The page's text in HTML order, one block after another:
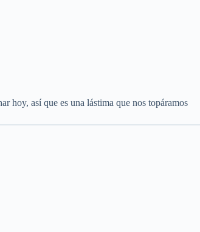
hoy, así que es una lástima que nos topáramos